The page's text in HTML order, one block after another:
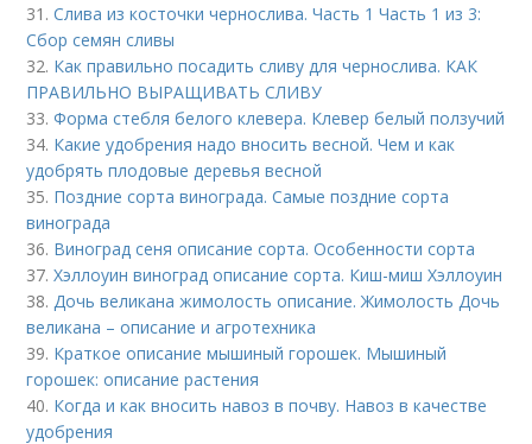
31.Слива из косточки чернослива. Часть 1 Часть 1 из 3:
Сбор семян сливы
32. Как правильно посадить сливу для чернослива. КАК
ПРАВИЛЬНО ВЫРАЩИВАТЬ СЛИВУ
33.Форма стебля белого клевера. Клевер белый ползучий
34. Какие удобрения надо вносить весной. Чем и как
удобрять плодовые деревья весной
35. Поздние сорта винограда. Самые поздние сорта
винограда
36. Виноград сеня описание сорта. Особенности сорта
37.Хэллоуин виноград описание сорта. Киш-миш Хэллоуин
38. Дочь великана жимолость описание. Жимолость Дочь
великана – описание и агротехника
39. Краткое описание мышиный горошек. Мышиный
горошек: описание растения
40. Когда и как вносить навоз в почву. Навоз в качестве
удобрения